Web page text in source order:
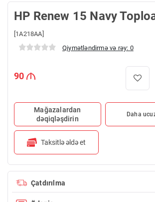
HP Renew 15 Navy
[1A218AA]
Qiymətləndirmə və rəy: 0
90
Mağazalardan
dəqiqləşdirin
Daha
Taksitlə əldə et
Çatdırılma